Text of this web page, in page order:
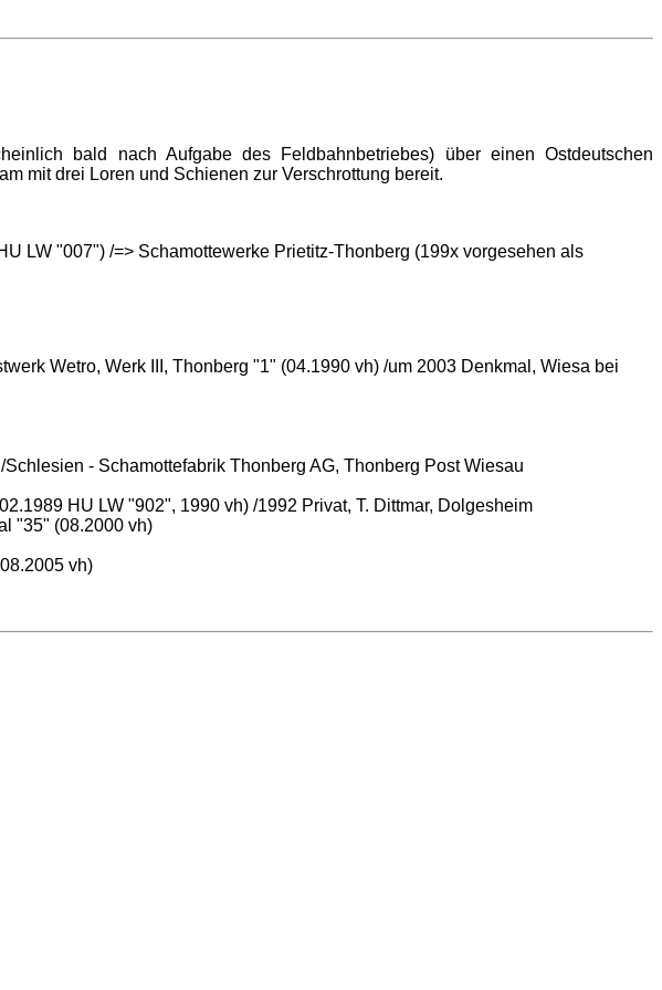
bald nach Aufgabe des Feldbahnbetriebes) über einen Ostdeutschen
mit drei Loren und Schienen zur Verschrottung bereit.
LW "007") /=> Schamottewerke Prietitz-Thonberg (199x vorgesehen als
Wetro, Werk III, Thonberg "1" (04.1990 vh) /um 2003 Denkmal, Wiesa bei
- Schamottefabrik Thonberg AG, Thonberg Post Wiesau
HU LW "902", 1990 vh) /1992 Privat, T. Dittmar, Dolgesheim
"35" (08.2000 vh)
vh)